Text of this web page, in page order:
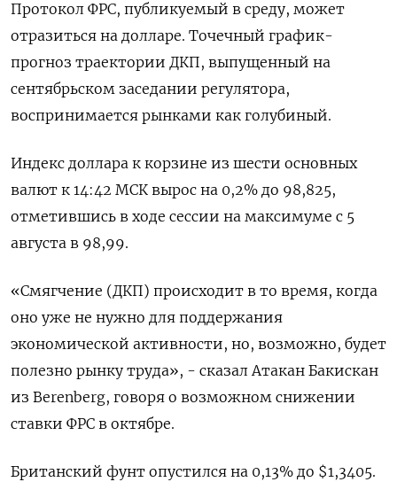
Протокол ФРС, публикуемый в среду, может
отразиться на долларе. Точечный график-
прогноз траектории ДКП, выпущенный на
сентябрьском заседании регулятора,
воспринимается рынками как голубиный.
Индекс доллара к корзине из шести основных
валют к 14:42 МСК вырос на 0,2% до 98,825​,
отметившись в ходе сессии на максимуме с 5
августа в 98,99.
«Смягчение (ДКП) происходит в то время, когда
оно уже не нужно для поддержания
экономической активности, но, возможно, будет
полезно рынку труда», - сказал Атакан Бакискан
из Berenberg, говоря о возможном снижении
ставки ФРС в октябре.
Британский фунт опустился на 0,13% до $1,3405​.